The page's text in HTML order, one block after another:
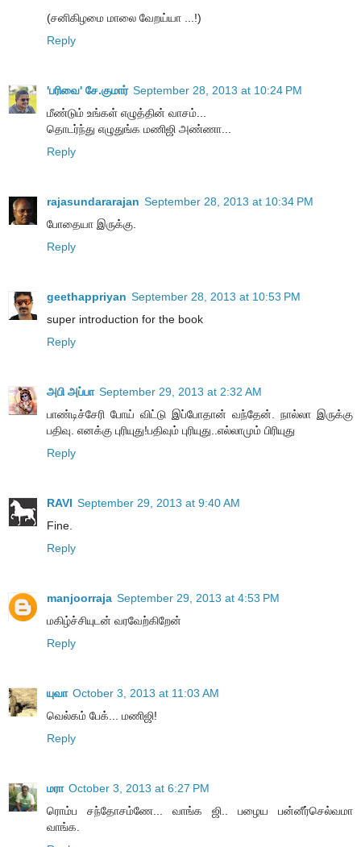
(சனிகிழமை மாலை வேறய்யா ...!)
Reply
'பரிவை' சே.குமார் September 28, 2013 at 10:24 PM
மீண்டும் உங்கள் எழுத்தின் வாசம்...
தொடர்ந்து எழுதுங்க மணிஜி அண்ணா...
Reply
rajasundararajan September 28, 2013 at 10:34 PM
போதையா இருக்கு.
Reply
geethappriyan September 28, 2013 at 10:53 PM
super introduction for the book
Reply
அபி அப்பா September 29, 2013 at 2:32 AM
பாண்டிச்சேரி போய் விட்டு இப்போதான் வந்தேன். நால்லா இருக்கு
பதிவு. எனக்கு புரியுது!பதிவும் புரியுது..எல்லாமும் பிரியுது
Reply
RAVI September 29, 2013 at 9:40 AM
Fine.
Reply
manjoorraja September 29, 2013 at 4:53 PM
மகிழ்ச்சியுடன் வரவேற்கிறேன்
Reply
யுவா October 3, 2013 at 11:03 AM
வெல்கம் பேக்... மணிஜி!
Reply
மரா October 3, 2013 at 6:27 PM
ரொம்ப சந்தோசம்ணே... வாங்க ஜி.. பழைய பன்னீர்செல்வமா
வாங்க.